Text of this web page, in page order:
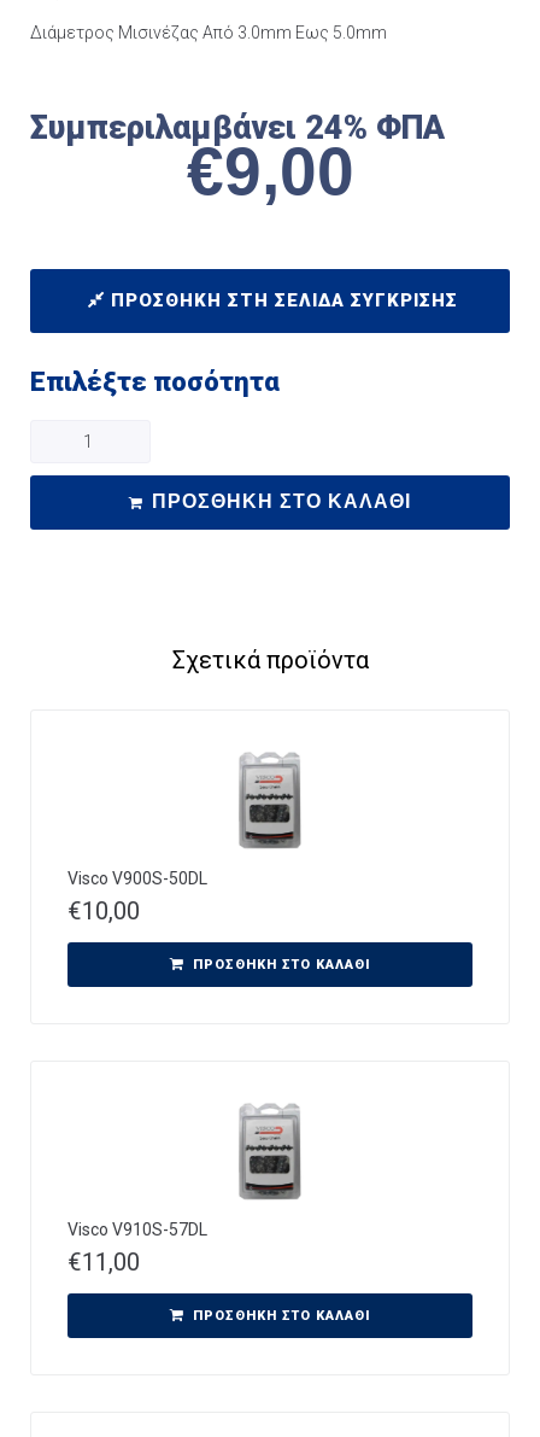
Διάμετρος Μισινέζας Από 3.0mm Εως 5.0mm
Συμπεριλαμβάνει 24% ΦΠΑ
€9,00
ΠΡΟΣΘΉΚΗ ΣΤΗ ΣΕΛΊΔΑ ΣΎΓΚΡΙΣΗΣ
Επιλέξτε ποσότητα
ΠΡΟΣΘΉΚΗ ΣΤΟ ΚΑΛΆΘΙ
Σχετικά προϊόντα
Visco V900S-50DL
€10,00
ΠΡΟΣΘΉΚΗ ΣΤΟ ΚΑΛΆΘΙ
Visco V910S-57DL
€11,00
ΠΡΟΣΘΉΚΗ ΣΤΟ ΚΑΛΆΘΙ